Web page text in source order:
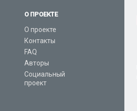
О ПРОЕКТЕ
О проекте
Контакты
FAQ
Авторы
Социальный
проект